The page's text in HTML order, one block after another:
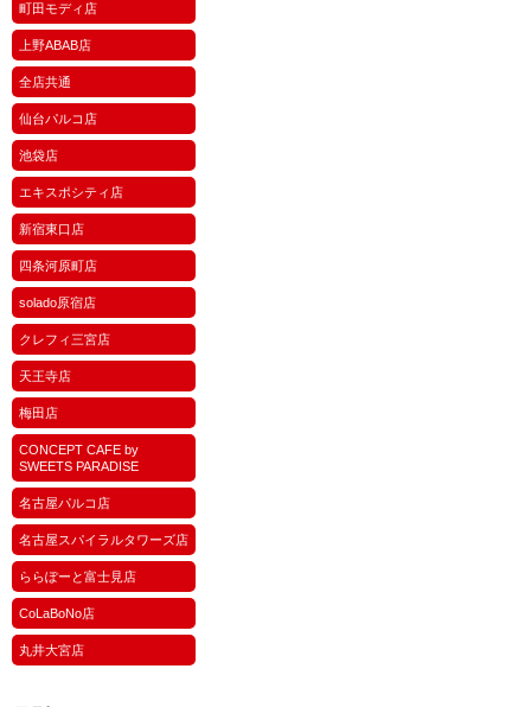
町田モディ店
上野ABAB店
全店共通
仙台パルコ店
池袋店
エキスポシティ店
新宿東口店
四条河原町店
solado原宿店
クレフィ三宮店
天王寺店
梅田店
CONCEPT CAFE by
SWEETS PARADISE
名古屋パルコ店
名古屋スパイラルタワーズ店
ららぽーと富士見店
CoLaBoNo店
丸井大宮店